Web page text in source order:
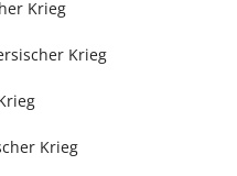
Krieg
Krieg
Krieg